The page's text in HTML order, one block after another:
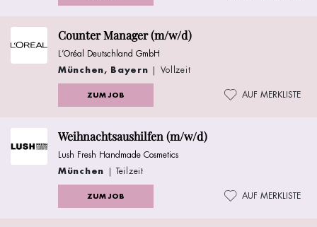
Counter Manager (m/w/d)
L’Oréal Deutschland GmbH
München, Bayern | Vollzeit
ZUM JOB AUF MERKLISTE
Weihnachtsaushilfen (m/w/d)
Lush Fresh Handmade Cosmetics
München | Teilzeit
ZUM JOB AUF MERKLISTE